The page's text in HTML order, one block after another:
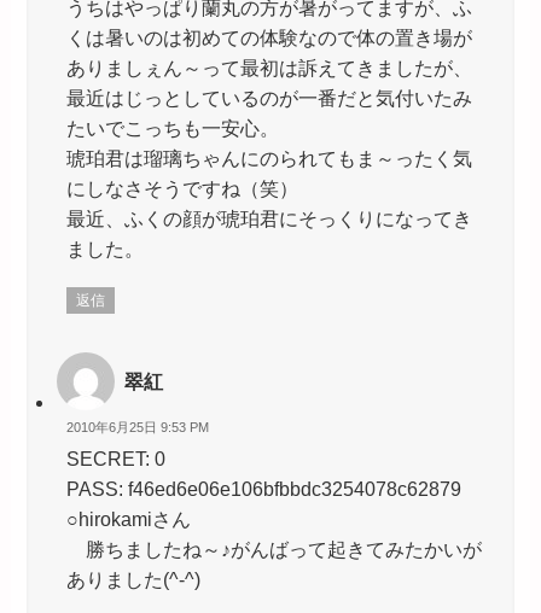
うちはやっぱり蘭丸の方が暑がってますが、ふ
くは暑いのは初めての体験なので体の置き場が
ありましぇん～って最初は訴えてきましたが、
最近はじっとしているのが一番だと気付いたみ
たいでこっちも一安心。
琥珀君は瑠璃ちゃんにのられてもま～ったく気
にしなさそうですね（笑）
最近、ふくの顔が琥珀君にそっくりになってき
ました。
返信
翠紅
2010年6月25日 9:53 PM
SECRET: 0
PASS: f46ed6e06e106bfbbdc3254078c62879
○hirokamiさん
勝ちましたね～♪がんばって起きてみたかいが
ありました(^-^)